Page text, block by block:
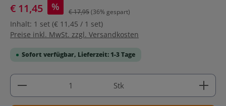
€ 11,45 % € 17,95(36% gespart)
Inhalt: 1 set (€ 11,45 / 1 set)
Preise inkl. MwSt. zzgl. Versandkosten
Sofort verfügbar, Lieferzeit: 1-3 Tage
Produkt Anzahl: Gib den gewünschten Wert ein
Stk